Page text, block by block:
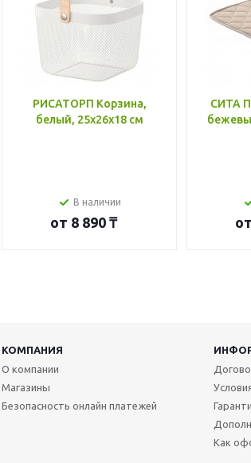
РИСАТОРП Корзина,
белый, 25x26x18 см
В наличии
от 8 890 ₸
СИТА
от
КОМПАНИЯ
О компании
Магазины
Безопасность онлайн платежей
Как